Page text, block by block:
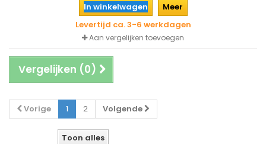
In winkelwagen
Meer
Levertijd ca. 3-6 werkdagen
Aan vergelijken toevoegen
Vergelijken (0)
Vorige 1 2 Volgende
Toon alles